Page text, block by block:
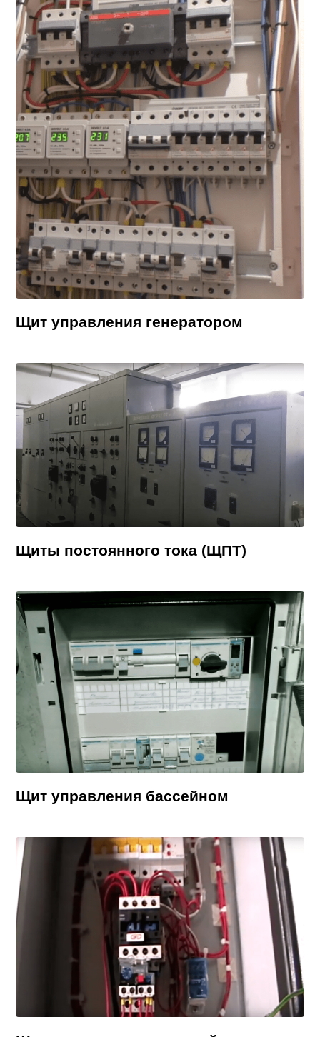
Щит управления генератором
Щиты постоянного тока (ЩПТ)
Щит управления бассейном